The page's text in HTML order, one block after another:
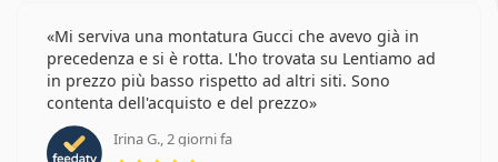
Mi serviva una montatura Gucci che avevo già in
precedenza e si è rotta. L'ho trovata su Lentiamo ad
in prezzo più basso rispetto ad altri siti. Sono
contenta dell'acquisto e del prezzo
Irina G., 2 giorni fa